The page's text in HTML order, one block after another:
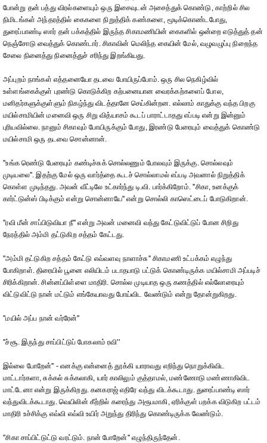
போன்று தன் பத்து விரல்களையும் ஒரு இசைவுடன் அசைத்துக் கொண்டு, காற்றில் சில
நிமிடங்கள் அந்தரத்தில் கைகளை நிறுத்திக் கண்களை, மூடிக்கொண்டபோது,
துரைப்பாண்டி ஸார் தன் பக்கத்தில் இருந்த சிகாமணியின் கைகளில் ஒன்றை எடுத்துத் தன்
நெஞ்சோடு வைத்துக் கொண்டார். சிகாவின் மெலிந்த கையின் மேல், வழுவழுப்பு நிறைந்த
சேலை நினைத்து நினைத்துச் சரிந்து இறங்கியது.
அப்புறம் நாங்கள் எத்தனையோ தடவை போயிருப்போம். ஒரு சில நெகிழ்வில்
உள்ளங்கைக்குள் புரண்டு கொடுக்கிற கற்பனையான வைரக்கற்களைப் போல,
மனிதர்களுக்குள்ளும் நிகழ்ந்து விடத்தானே செய்கின்றன. எல்லாம் காதுக்கு வந்த பிறகு
மயில்சாமியின் மனைவி ஒரு சிறு வித்யாசம் கூடப் பாராட்டாதது எப்படி என்று இன்னும்
புரியவில்லை. நானும் சிகாவும் போயிருக்கும் போது, இரண்டு பேரையும் வைத்துக் கொண்டு
மயில்சாமி ஒரு தடவை சொன்னான்.
''உங்க ரெண்டு பேரையும் கண்டிச்சுக் சொல்லணும் போலவும் இருக்கு. சொல்லவும்
முடியலை''. இதற்கு மேல் ஒரு வார்த்தை கூடச் சொல்லாமல் எப்படி அவனால் நிறுத்திக்
கொள்ள முடிந்தது. அவன் வீட்டிலே உட்கார்ந்து டி.வி. பார்க்கிறோம். ''சிகா, உனக்குக்
கார்ட்டுன்ஸ் பிடிக்கும் என்று சொன்னாயே'' என்று சொல்லி காஸெட்டைப் போடுகிறான்.
''ரவி மீன் சாப்பிடுவியா நீ'' என்று அவன் மனைவி வந்து கேட்டுவிட்டுப் போன சிறிது
நேரத்தில் அம்மி தட்டுகிற சத்தம் கேட்டது.
''அம்மி தட்டுகிற சத்தம் கேட்டு எவ்வளவு நாளாச்சு'' சிகாமணி உட்பக்கம் எழுந்து
போகிறாள். திரையில் பூனை எலியிடம் படாதபாடு பட்டுக் கொண்டிருக்க மயில்சாமி அப்படிச்
சிரிக்கிறான். சின்னப்பிள்ளை மாதிரி. சொல்ல முடியாத ஒரு கணத்தில் எல்லோரையும்
விட்டுவிட்டு நான் மட்டும் எங்கேயாவது போய்விட வேண்டும் என்று தோன்றுகிறது.
''மயில் அப்ப நான் வர்ரேன்''
''ச்சூ. இருந்து சாப்பிட்டுப் போகலாம் ரவி''
இல்லை போறேன்'' - எனக்கு என்னைத் தூக்கி யாராவது எறிந்து நொறுக்கிவிட
மாட்டார்களா, சுக்கல் சுக்கலாகி, யார் காலிலும் குத்தாமல், மண்ணோடு மண்ணாகிவிட
மாட்டேனா என்று இருக்கிறது. கனகராஜ் எதிரே வந்து விடக்கூடாது. துரைப்பாண்டி ஸார்
வந்துவிடக்கூடாது. வெயிலின் கீற்றில் கரைந்து அரூபமாகி, ஏரிக்குள் பறக்க விடுகிற பட்டம்
மாதிரி உச்சிக்கு எவ்வி எவ்வி உயிர் அறுந்து திரிந்து கொண்டிருக்க வேண்டும்.
''சிகா சாப்பிட்டுட்டு வரட்டும். நான் போறேன்'' எழுந்திருந்தேன்.